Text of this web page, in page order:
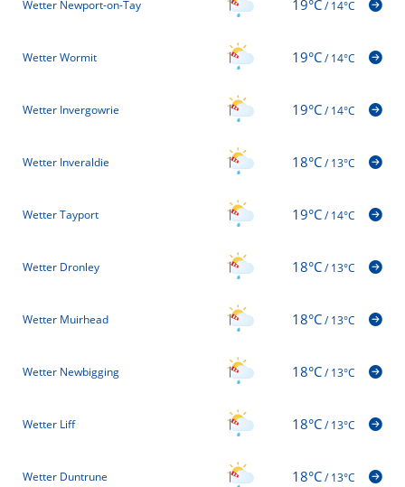
Wetter Newport-on-Tay 19°C/14°C
Wetter Wormit 19°C/14°C
Wetter Invergowrie 19°C/14°C
Wetter Inveraldie 18°C/13°C
Wetter Tayport 19°C/14°C
Wetter Dronley 18°C/13°C
Wetter Muirhead 18°C/13°C
Wetter Newbigging 18°C/13°C
Wetter Liff 18°C/13°C
Wetter Duntrune 18°C/13°C